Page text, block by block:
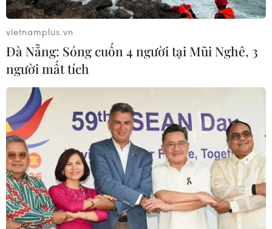
vietnamplus.vn
Đà Nẵng: Sóng cuốn 4 người tại Mũi Nghê, 3
người mất tích